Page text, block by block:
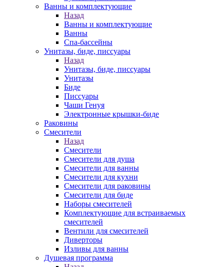
Ванны и комплектующие
Назад
Ванны и комплектующие
Ванны
Спа-бассейны
Унитазы, биде, писсуары
Назад
Унитазы, биде, писсуары
Унитазы
Биде
Писсуары
Чаши Генуя
Электронные крышки-биде
Раковины
Смесители
Назад
Смесители
Смесители для душа
Смесители для ванны
Смесители для кухни
Смесители для раковины
Смесители для биде
Наборы смесителей
Комплектующие для встраиваемых
смесителей
Вентили для смесителей
Диверторы
Изливы для ванны
Душевая программа